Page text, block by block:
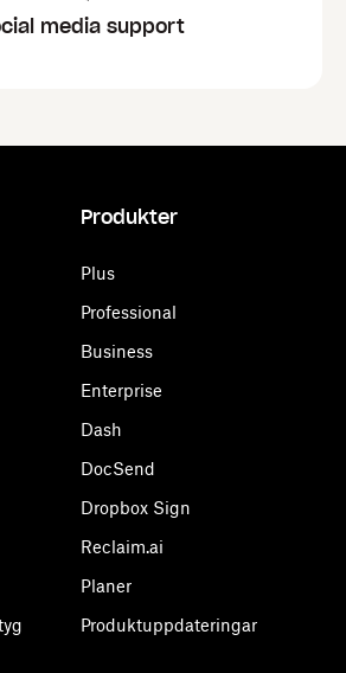
media support
Produkter
Plus
Professional
Business
Enterprise
Dash
DocSend
Dropbox Sign
Reclaim.ai
Planer
Produktuppdateringar